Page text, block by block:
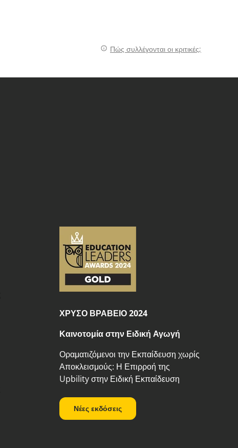
Πώς συλλέγονται οι κριτικές;
ΧΡΥΣΟ ΒΡΑΒΕΙΟ 2024
Καινοτομία στην Ειδική Αγωγή
Οραματιζόμενοι την Εκπαίδευση χωρίς
Αποκλεισμούς: Η Επιρροή της
Upbility στην Ειδική Εκπαίδευση
Νέες εκδόσεις